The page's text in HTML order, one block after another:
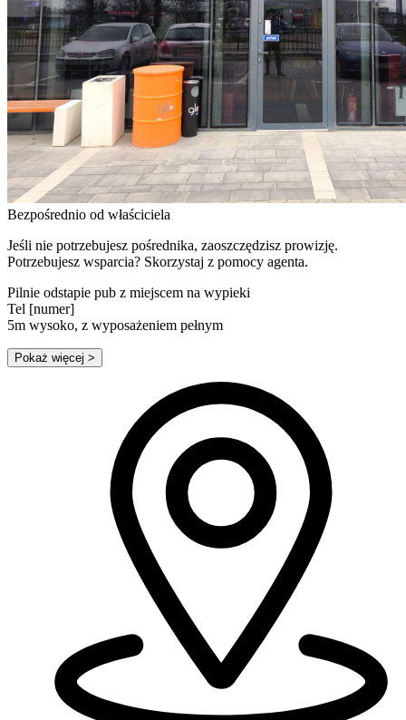
Bezpośrednio od właściciela
Jeśli nie potrzebujesz pośrednika, zaoszczędzisz prowizję.
Potrzebujesz wsparcia? Skorzystaj z pomocy agenta.
Pilnie odstapie pub z miejscem na wypieki
Tel [numer]
5m wysoko, z wyposażeniem pełnym
Pokaż więcej >